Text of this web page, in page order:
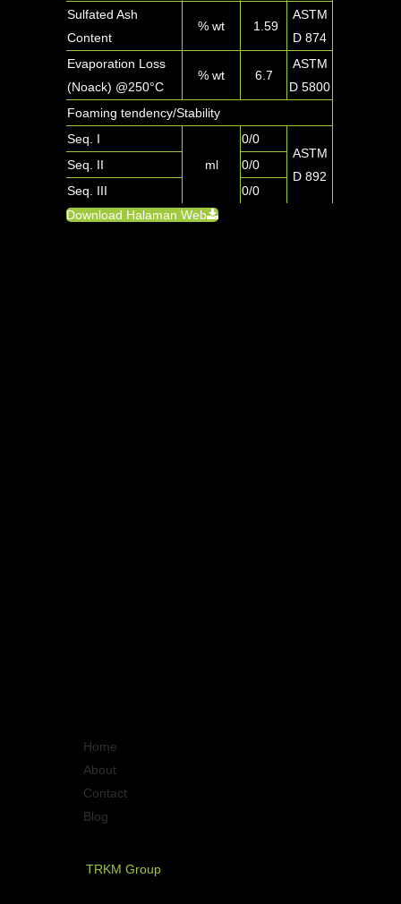
Sulfated Ash
Content
% wt 1.59
ASTM
D 874
Evaporation Loss
(Noack) @250°C
% wt 6.7
ASTM
D 5800
Foaming tendency/Stability
Seq. I
ml
0/0
ASTM
D 892
Seq. II
0/0
Seq. III
0/0
Download Halaman Web
Home
About
Contact
Blog
TRKM Group